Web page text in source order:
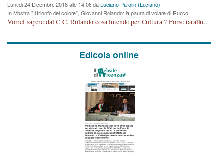
Lunedi 24 Dicembre 2018 alle 14:06 daLuciano Parolin (Luciano)
In Mostra "Il trionfo del colore", Giovanni Rolando: la paura di volare di Rucco
Vorrei sapere dal C.C. Rolando cosa intende per Cultura ? Forse tarallucci, vino e sagre, o spaghetti tricolori del PD ? Il continuo (s)parlare della mostra a Palazzo Chiericati caro consigliere DANNEGGIA FORTEMENTE l'immagine della città TUTTA e fa deviare i consensi che in RUSSIA (badi bene ex U.R.S.S.) sono ECCELLENTI. A livello artistico l'evento è di alta Valenza culturale, COMPITO di Tutta la Cittadinanza fare il possibile per propagandare l'iniziativa senza farne UN CASO PARTITICO come fa Lei da sempre. Meno Gazebo + Partecipazione! E così sia. Amen.
Edicola online